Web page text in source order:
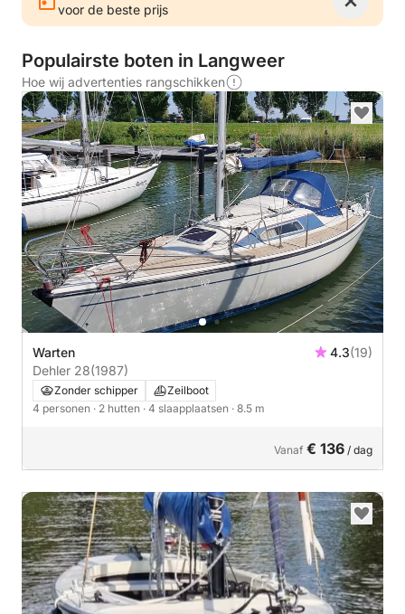
voor de beste prijs
Populairste boten in Langweer
Hoe wij advertenties rangschikken
Warten 4.3(19)
Dehler 28(1987)
Zonder schipper
Zeilboot
4 personen · 2 hutten · 4 slaapplaatsen · 8.5 m
Vanaf € 136 / dag